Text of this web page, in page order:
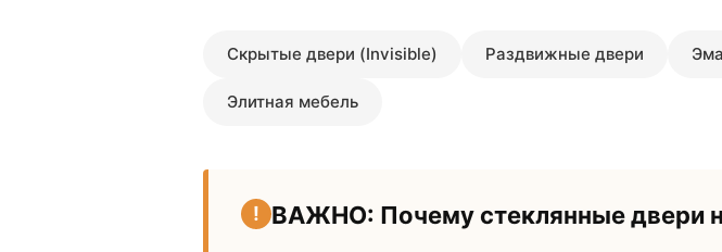
Скрытые двери (Invisible) Раздвижные двери
Элитная мебель
ВАЖНО: Почему стеклянные двери